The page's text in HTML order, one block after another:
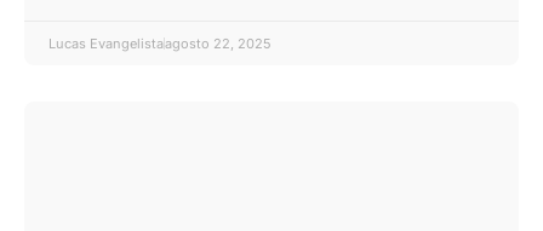
Lucas Evangelistaagosto 22, 2025